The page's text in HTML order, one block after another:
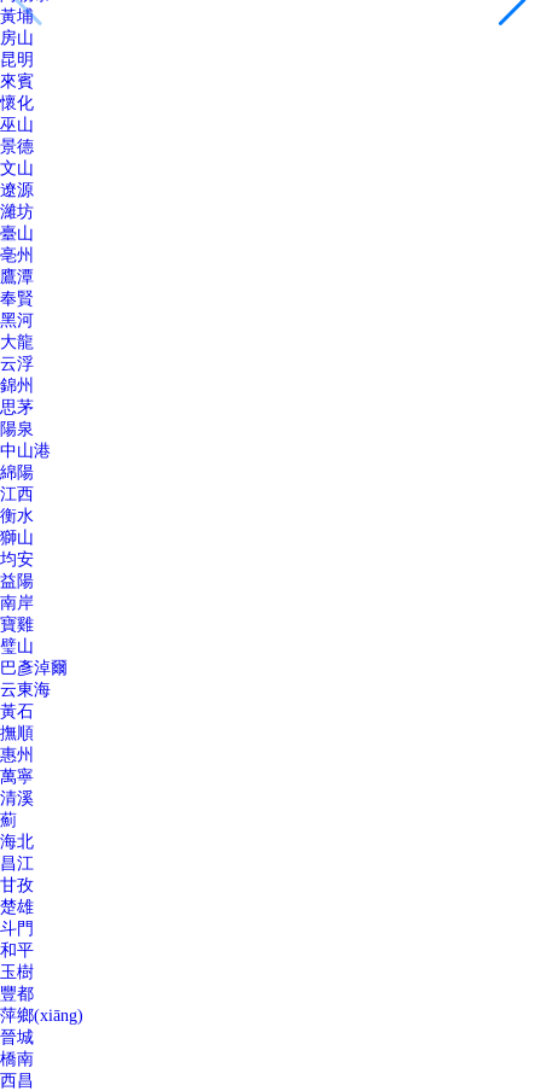
黃埔
房山
昆明
來賓
懷化
巫山
景德
文山
遼源
濰坊
臺山
亳州
鷹潭
奉賢
黑河
大龍
云浮
錦州
思茅
陽泉
中山港
綿陽
江西
衡水
獅山
均安
益陽
南岸
寶雞
璧山
巴彥淖爾
云東海
黃石
撫順
惠州
萬寧
清溪
薊
海北
昌江
甘孜
楚雄
斗門
和平
玉樹
豐都
萍鄉(xiāng)
晉城
橋南
西昌